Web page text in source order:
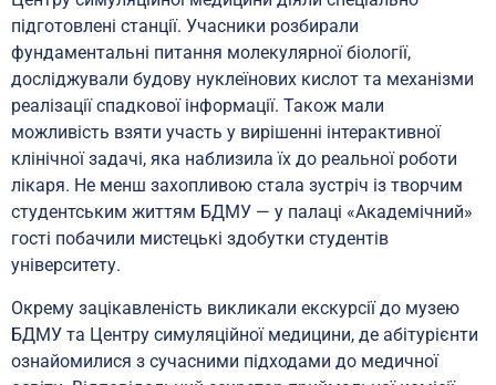
підготовлені станції. Учасники розбирали
фундаментальні питання молекулярної біології,
досліджували будову нуклеїнових кислот та механізми
реалізації спадкової інформації. Також мали
можливість взяти участь у вирішенні інтерактивної
клінічної задачі, яка наблизила їх до реальної роботи
лікаря. Не менш захопливою стала зустріч із творчим
студентським життям БДМУ — у палаці «Академічний»
гості побачили мистецькі здобутки студентів
університету.
Окрему зацікавленість викликали екскурсії до музею
БДМУ та Центру симуляційної медицини, де абітурієнти
ознайомилися з сучасними підходами до медичної